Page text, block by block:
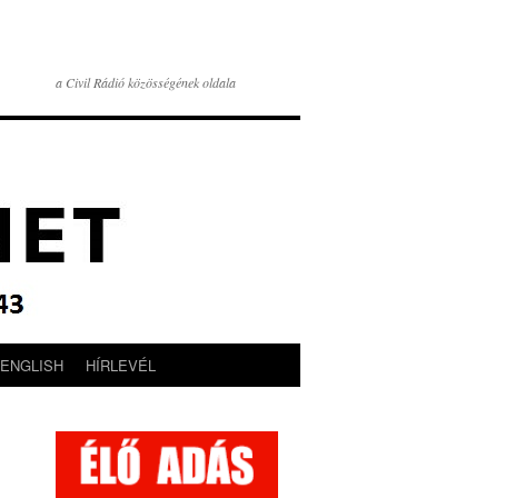
a Civil Rádió közösségének oldala
ENGLISH HÍRLEVÉL